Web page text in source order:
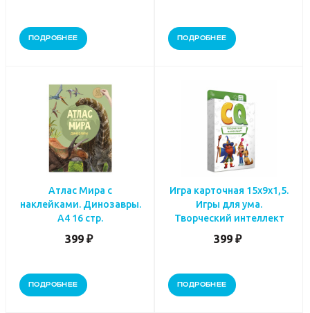
ПОДРОБНЕЕ ПОДРОБНЕЕ
Атлас Мира с
наклейками. Динозавры.
А4 16 стр.
399 ₽
ПОДРОБНЕЕ
Игра карточная 15х9х1,5.
Игры для ума.
Творческий интеллект
399 ₽
ПОДРОБНЕЕ